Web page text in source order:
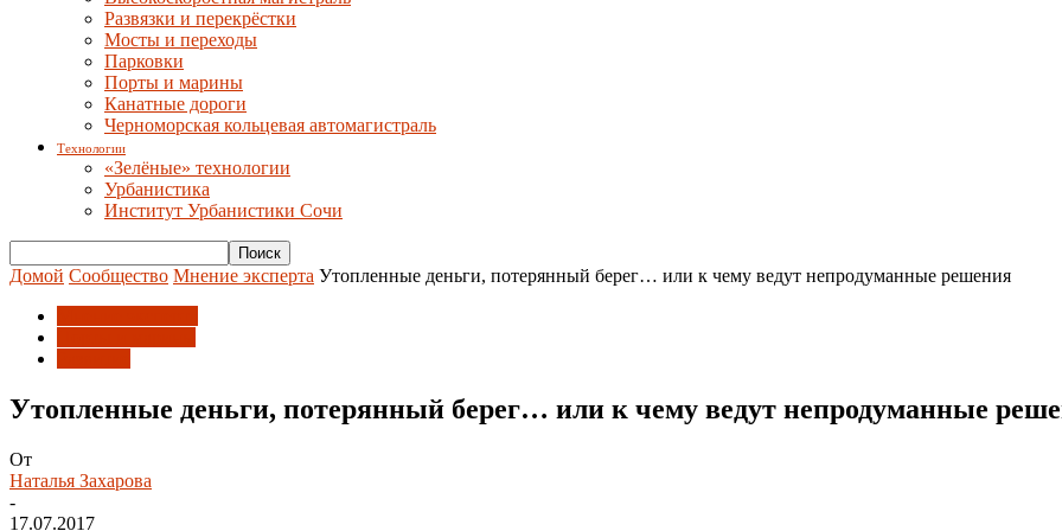
Развязки и перекрёстки
Мосты и переходы
Парковки
Порты и марины
Канатные дороги
Черноморская кольцевая автомагистраль
Технологии
«Зелёные» технологии
Урбанистика
Институт Урбанистики Сочи
Домой Сообщество Мнение эксперта Утопленные деньги, потерянный берег… или к чему ведут непродуманные решения
Утопленные деньги, потерянный берег… или к чему ведут непродуманные
От
Наталья Захарова
-
17.07.2017